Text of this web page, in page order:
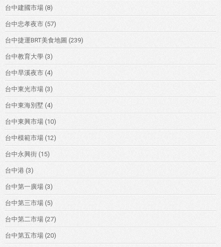
台中建國市場 (8)
台中忠孝夜市 (57)
台中捷運BRT美食地圖 (239)
台中教育大學 (3)
台中旱溪夜市 (4)
台中東光市場 (3)
台中東海別墅 (4)
台中東興市場 (10)
台中模範市場 (12)
台中永興街 (15)
台中港 (3)
台中第一廣場 (3)
台中第三市場 (5)
台中第二市場 (27)
台中第五市場 (20)